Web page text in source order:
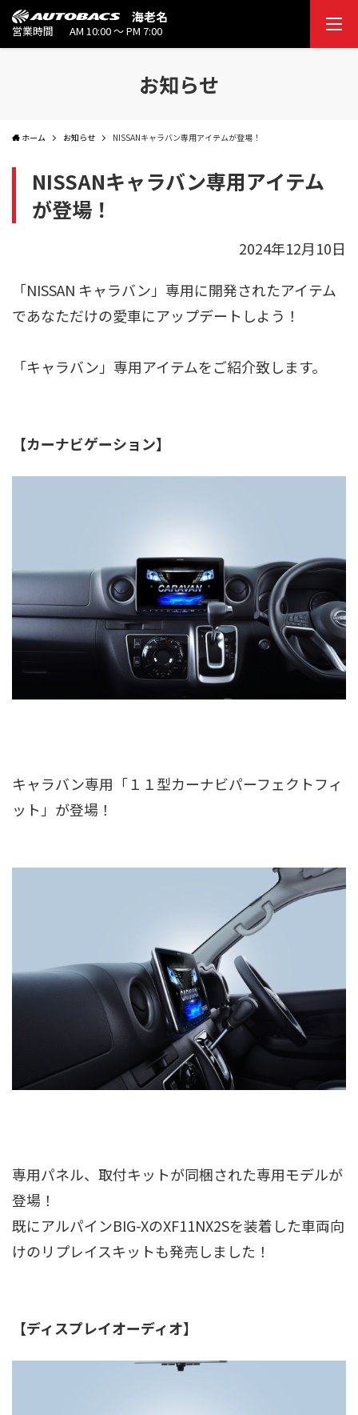
海老名
営業時間 AM 10:00 ～ PM 7:00
お知らせ
ホーム お知らせ NISSANキャラバン専用アイテムが登場！
NISSANキャラバン専用アイテム
が登場！
2024年12月10日
「NISSAN キャラバン」専用に開発されたアイテム
であなただけの愛車にアップデートしよう！
「キャラバン」専用アイテムをご紹介致します。
【カーナビゲーション】
キャラバン専用「１１型カーナビパーフェクトフィ
ット」が登場！
専用パネル、取付キットが同梱された専用モデルが
登場！
既にアルパインBIG-XのXF11NX2Sを装着した車両向
けのリプレイスキットも発売しました！
【ディスプレイオーディオ】